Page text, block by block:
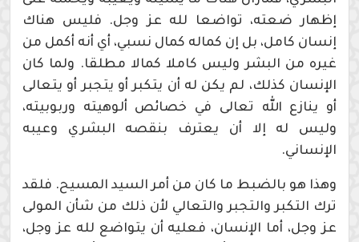
إظهار ضعته، تواضعا لله عز وجل. فليس هناك
إنسان كامل، بل إن كماله كمال نسبي، أي أنه أكمل من
غيره من البشر وليس كاملا كمالا مطلقا. ولما كان
الإنسان كذلك، لم يكن له أن يتكبر أو يتجبر أو يتعالى
أو ينازع الله تعالى في خصائص ألوهيته وربوبيته،
وليس له إلا أن يعترف بنقصه البشري وعيبه
الإنساني.
وهذا هو بالضبط ما كان من أمر السيد المسيح. فلقد
ترك التكبر والتجبر والتعالي لأن ذلك من شأن المولى
عز وجل، أما الإنسان، فعليه أن يتواضع لله عز وجل،